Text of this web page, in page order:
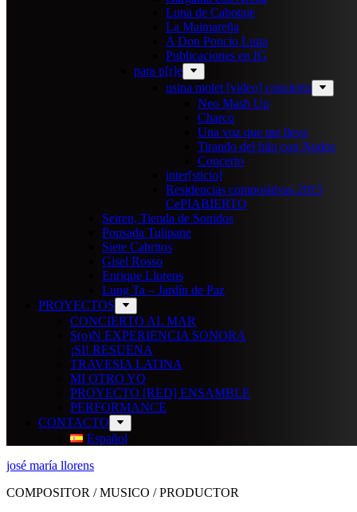
Luna de Cabotaje
La Maimareña
A Don Poncio Luna
Publicaciones en IG
para p[r]e
usina molet [video] concierto
Neo Mash Up
Charco
Una voz que me lleva
Tirando del hilo con Nudos
Concerto
inter[sticio]
Residencias compositivas 2015
CePIABIERTO
Seiren, Tienda de Sonidos
Pousada Tulipane
Siete Cabritos
Gisel Rosso
Enrique Llorens
Lung Ta – Jardín de Paz
PROYECTOS
CONCIERTO AL MAR
S(o)N EXPERIENCIA SONORA
¡SI! RESUENA
TRAVESIA LATINA
MI OTRO YO
PROYECTO [RED] ENSAMBLE
PERFORMANCE
CONTACTO
Español
josé maría llorens
COMPOSITOR / MUSICO / PRODUCTOR